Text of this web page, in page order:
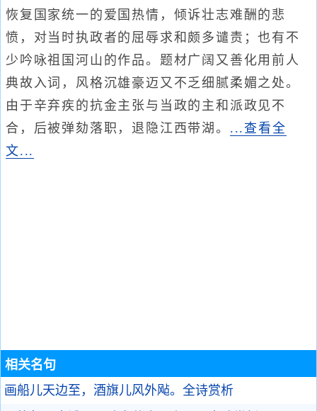
恢复国家统一的爱国热情，倾诉壮志难酬的悲
愤，对当时执政者的屈辱求和颇多谴责；也有不
少吟咏祖国河山的作品。题材广阔又善化用前人
典故入词，风格沉雄豪迈又不乏细腻柔媚之处。
由于辛弃疾的抗金主张与当政的主和派政见不
合，后被弹劾落职，退隐江西带湖。 ...查看全
文...
相关名句
画船儿天边至，酒旗儿风外飐。 全诗赏析